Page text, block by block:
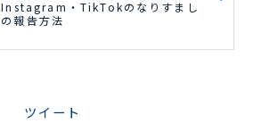
Instagram・TikTokのなりすまし
の報告方法
ツイート